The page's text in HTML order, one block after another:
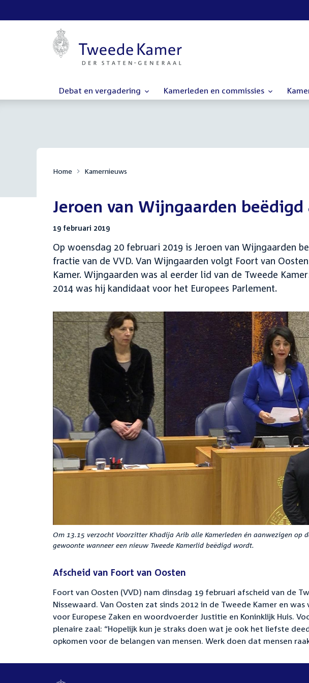
Debat en vergadering Kamerleden en commissies
Home Kamernieuws
Jeroen van Wijngaarden beëdigd
19 februari 2019
Op woensdag 20 februari 2019 is Jeroen van Wijngaarden
fractie van de VVD. Van Wijngaarden volgt Foort van
Kamer. Wijngaarden was al eerder lid van de Tweede
2014 was hij kandidaat voor het Europees Parlement.
Om 13.15 verzocht Voorzitter Khadija Arib alle Kamerleden én aanwezigen op
gewoonte wanneer een nieuw Tweede Kamerlid beëdigd wordt.
Afscheid van Foort van Oosten
Foort van Oosten (VVD) nam dinsdag 19 februari afscheid van de
Nissewaard. Van Oosten zat sinds 2012 in de Tweede Kamer en
voor Europese Zaken en woordvoerder Justitie en Koninklijk Huis.
plenaire zaal: “Hopelijk kun je straks doen wat je ook het liefste
opkomen voor de belangen van mensen. Werk doen dat mensen